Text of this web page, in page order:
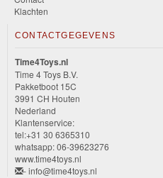
Klachten
CONTACTGEGEVENS
Time4Toys.nl
Time 4 Toys B.V.
Pakketboot 15C
3991 CH Houten
Nederland
Klantenservice:
tel:+31 30 6365310
whatsapp: 06-39623276
www.time4toys.nl
- info@time4toys.nl